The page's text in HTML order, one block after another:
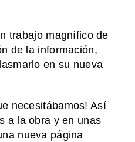
trabajo magnífico de
de la información,
en su nueva
necesitábamos! Así
a la obra y en unas
nueva página